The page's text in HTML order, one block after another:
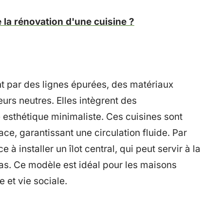
la rénovation d'une cuisine ?
par des lignes épurées, des matériaux
neutres. Elles intègrent des
esthétique minimaliste. Ces cuisines sont
garantissant une circulation fluide. Par
à installer un îlot central, qui peut servir à la
Ce modèle est idéal pour les maisons
et vie sociale.